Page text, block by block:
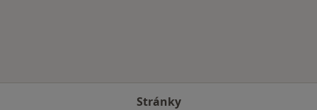
Stránky